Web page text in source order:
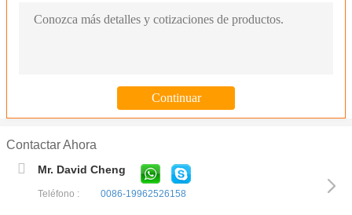
Contactar Ahora
Mr. David Cheng
Teléfono : 0086-19962526158